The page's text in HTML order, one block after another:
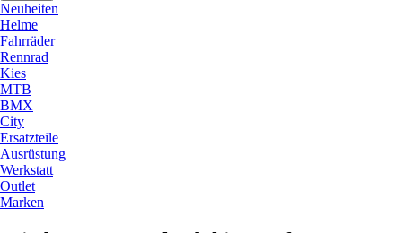
Neuheiten
Helme
Fahrräder
Rennrad
Kies
MTB
BMX
City
Ersatzteile
Ausrüstung
Werkstatt
Outlet
Marken